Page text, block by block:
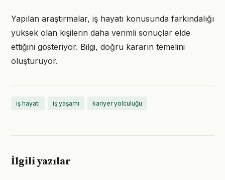
Yapılan araştırmalar, iş hayatı konusunda farkındalığı
yüksek olan kişilerin daha verimli sonuçlar elde
ettiğini gösteriyor. Bilgi, doğru kararın temelini
oluşturuyor.
iş hayatı iş yaşamı kariyer yolculuğu
İlgili yazılar